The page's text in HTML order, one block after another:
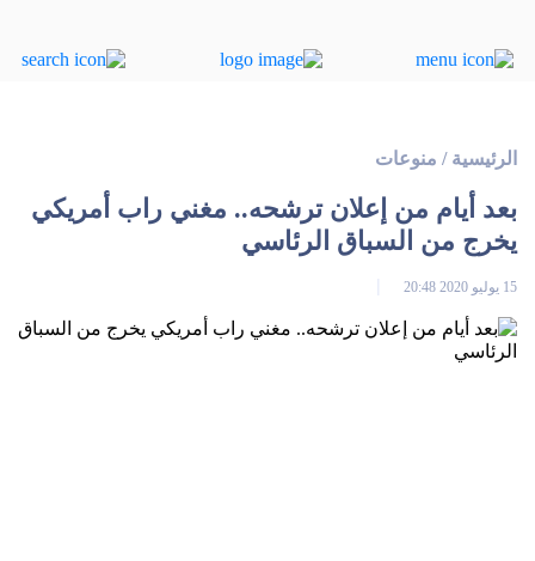
الرئيسية / منوعات
بعد أيام من إعلان ترشحه.. مغني راب أمريكي
يخرج من السباق الرئاسي
15 يوليو 2020 20:48